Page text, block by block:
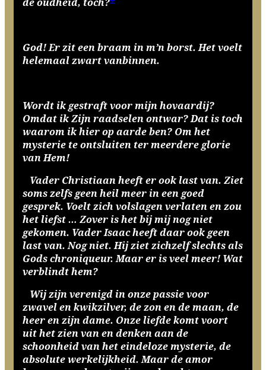
de oudheid, toch?
God! Er zit een braam in m’n borst. Het voelt
helemaal zwart vanbinnen.
Wordt ik gestraft voor mijn hovaardij?
Omdat ik Zijn raadselen ontwar? Dat is toch
waarom ik hier op aarde ben? Om het
mysterie te ontsluiten ter meerdere glorie
van Hem!
Vader Christiaan heeft er ook last van. Ziet
soms zelfs geen heil meer in een goed
gesprek. Voelt zich volslagen verlaten en zou
het liefst … Zover is het bij mij nog niet
gekomen. Vader Isaac heeft daar ook geen
last van. Nog niet. Hij ziet zichzelf slechts als
Gods chroniqueur. Maar er is veel meer! Wat
verblindt hem?
Wij zijn verenigd in onze passie voor
zwavel en kwikzilver, de zon en de maan, de
heer en zijn dame. Onze liefde komt voort
uit het zien van en denken aan de
schoonheid van het eindeloze mysterie, de
absolute werkelijkheid. Maar de amor